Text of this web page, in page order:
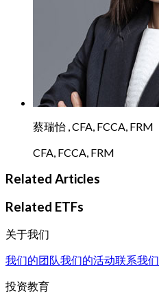
蔡瑞怡 , CFA, FCCA, FRM
CFA, FCCA, FRM
Related Articles
Related ETFs
关于我们
我们的团队我们的活动联系我们
投资教育